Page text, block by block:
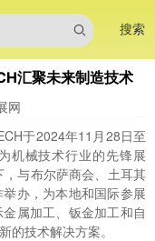
搜索
汇聚未来制造技术
网
于2024年11月28日至
机械技术行业的先锋展
与布尔萨商会、土耳其
办，为本地和国际参展
属加工、钣金加工和自
的技术解决方案。